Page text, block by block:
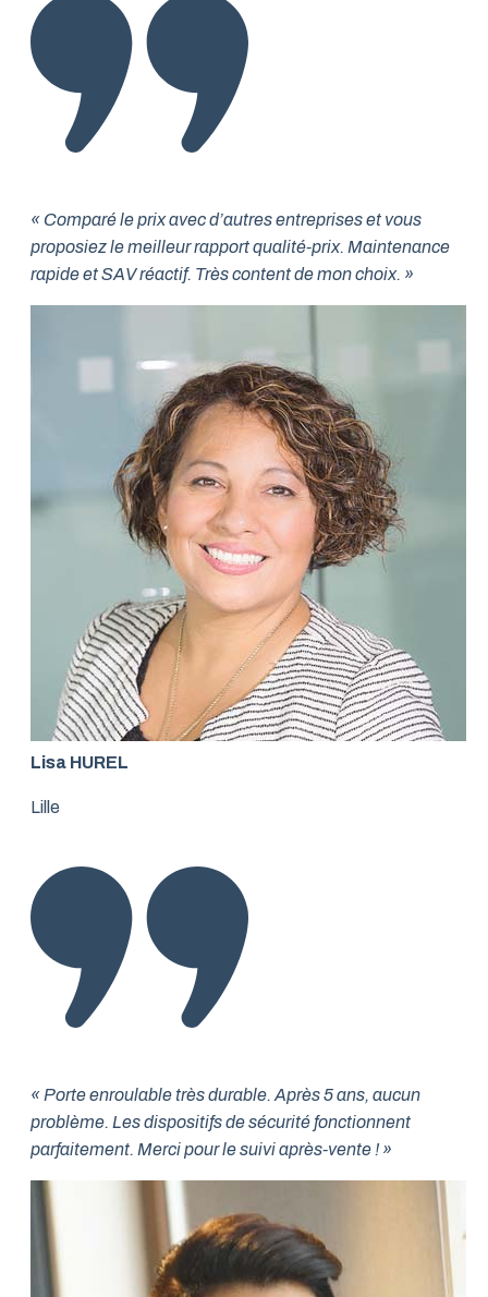
« Comparé le prix avec d’autres entreprises et vous
proposiez le meilleur rapport qualité-prix. Maintenance
rapide et SAV réactif. Très content de mon choix. »
Lisa HUREL
Lille
« Porte enroulable très durable. Après 5 ans, aucun
problème. Les dispositifs de sécurité fonctionnent
parfaitement. Merci pour le suivi après-vente ! »